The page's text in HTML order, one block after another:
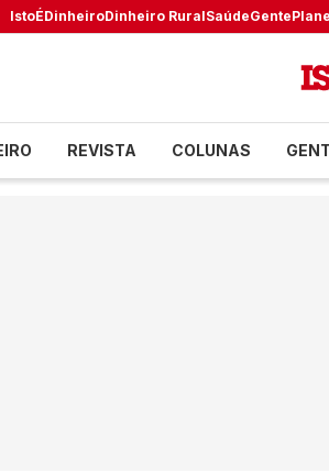
IstoÉDinheiroDinheiro RuralSaúdeGente
REVISTA COLUNAS